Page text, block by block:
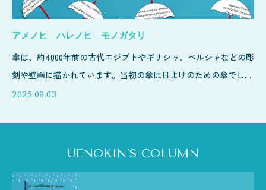
アメノヒ ハレノヒ モノガタリ
傘は、約4000年前の古代エジプトやギリシャ、ペルシャなどの彫
刻や壁画に描かれています。当初の傘は日よけのための傘でし
た。棒
2025.09.03
UENOKIN’S COLUMN